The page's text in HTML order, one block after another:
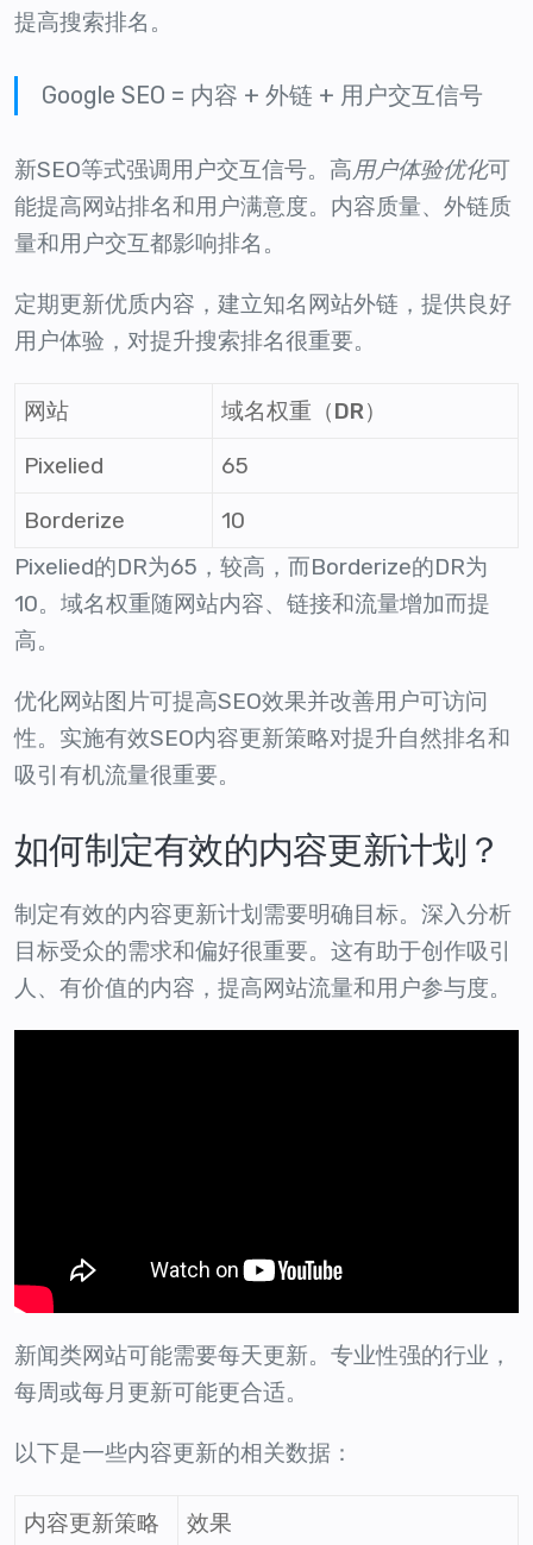
提高搜索排名。
Google SEO = 内容 + 外链 + 用户交互信号
新SEO等式强调用户交互信号。高用户体验优化可
能提高网站排名和用户满意度。内容质量、外链质
量和用户交互都影响排名。
定期更新优质内容，建立知名网站外链，提供良好
用户体验，对提升搜索排名很重要。
网站
域名权重（DR）
Pixelied
65
Borderize
10
Pixelied的DR为65，较高，而Borderize的DR为
10。域名权重随网站内容、链接和流量增加而提
高。
优化网站图片可提高SEO效果并改善用户可访问
性。实施有效SEO内容更新策略对提升自然排名和
吸引有机流量很重要。
如何制定有效的内容更新计划？
制定有效的内容更新计划需要明确目标。深入分析
目标受众的需求和偏好很重要。这有助于创作吸引
人、有价值的内容，提高网站流量和用户参与度。
新闻类网站可能需要每天更新。专业性强的行业，
每周或每月更新可能更合适。
以下是一些内容更新的相关数据：
内容更新策略
效果